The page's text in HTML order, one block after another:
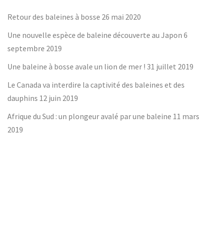
Retour des baleines à bosse 26 mai 2020
Une nouvelle espèce de baleine découverte au Japon 6
septembre 2019
Une baleine à bosse avale un lion de mer ! 31 juillet 2019
Le Canada va interdire la captivité des baleines et des
dauphins 12 juin 2019
Afrique du Sud : un plongeur avalé par une baleine 11 mars
2019